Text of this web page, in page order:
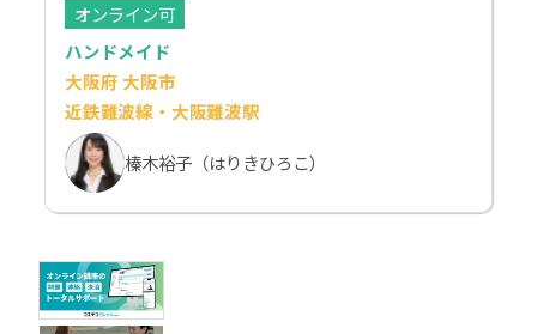
オンライン可
ハンドメイド
大阪府 大阪市
近鉄難波線・大阪難波駅
榛木裕子（はりきひろこ）